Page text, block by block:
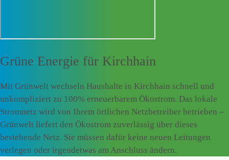
Grüne Energie für Kirchhain
Mit Grünwelt wechseln Haushalte in Kirchhain schnell und
unkompliziert zu 100% erneuerbarem Ökostrom. Das lokale
Stromnetz wird von Ihrem örtlichen Netzbetreiber betrieben –
Grünwelt liefert den Ökostrom zuverlässig über dieses
bestehende Netz. Sie müssen dafür keine neuen Leitungen
verlegen oder irgendetwas am Anschluss ändern.